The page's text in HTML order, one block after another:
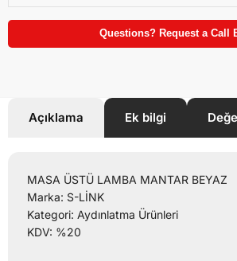
Questions? Request a Call
Açıklama Ek bilgi
MASA ÜSTÜ LAMBA MANTAR BEYAZ
Marka: S-LİNK
Kategori: Aydınlatma Ürünleri
KDV: %20